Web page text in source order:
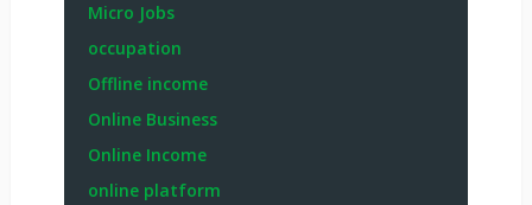
Micro Jobs
occupation
Offline income
Online Business
Online Income
online platform